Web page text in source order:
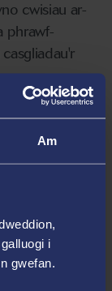
Am
i
gwefan.
cwisiau ar-
phrawf-
2020 yn
hefyd yn rhan
Diwylliant
a
Eifftaidd,